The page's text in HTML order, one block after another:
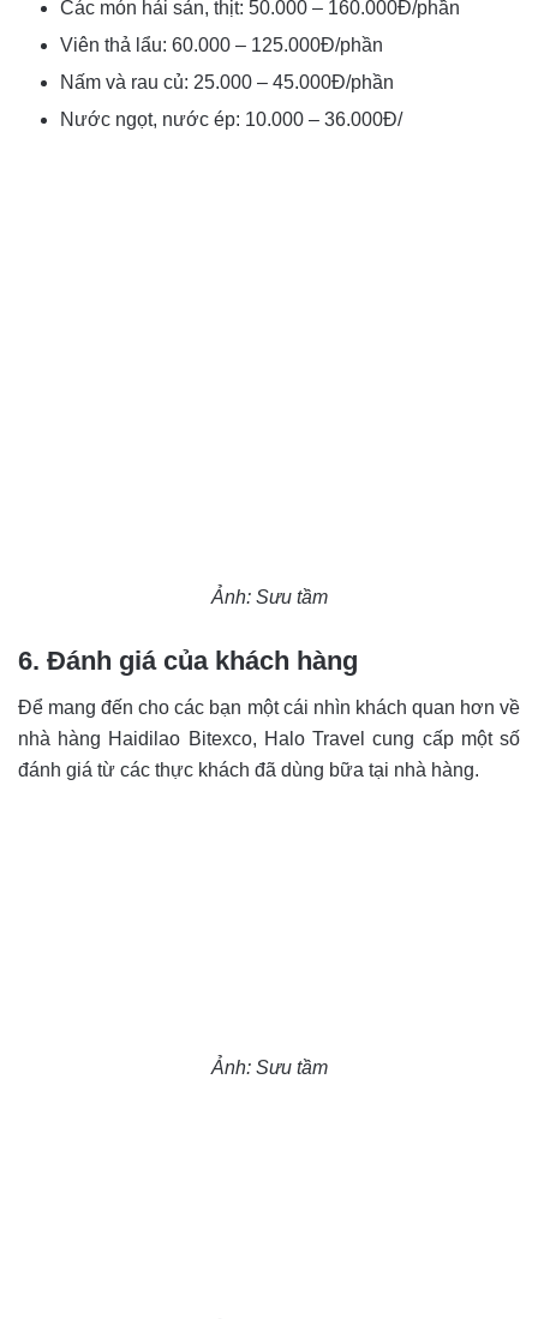
Các món hải sản, thịt: 50.000 – 160.000Đ/phần
Viên thả lẩu: 60.000 – 125.000Đ/phần
Nấm và rau củ: 25.000 – 45.000Đ/phần
Nước ngọt, nước ép: 10.000 – 36.000Đ/
Ảnh: Sưu tầm
6. Đánh giá của khách hàng
Để mang đến cho các bạn một cái nhìn khách quan hơn về
nhà hàng Haidilao Bitexco, Halo Travel cung cấp một số
đánh giá từ các thực khách đã dùng bữa tại nhà hàng.
Ảnh: Sưu tầm